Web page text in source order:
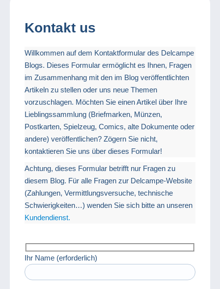
Kontakt us
Willkommen auf dem Kontaktformular des Delcampe
Blogs. Dieses Formular ermöglicht es Ihnen, Fragen
im Zusammenhang mit den im Blog veröffentlichten
Artikeln zu stellen oder uns neue Themen
vorzuschlagen. Möchten Sie einen Artikel über Ihre
Lieblingssammlung (Briefmarken, Münzen,
Postkarten, Spielzeug, Comics, alte Dokumente oder
andere) veröffentlichen? Zögern Sie nicht,
kontaktieren Sie uns über dieses Formular!
Achtung, dieses Formular betrifft nur Fragen zu
diesem Blog. Für alle Fragen zur Delcampe-Website
(Zahlungen, Vermittlungsversuche, technische
Schwierigkeiten…) wenden Sie sich bitte an unseren
Kundendienst.
Ihr Name (erforderlich)